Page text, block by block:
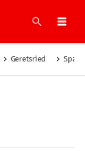
Suche
Geretsried